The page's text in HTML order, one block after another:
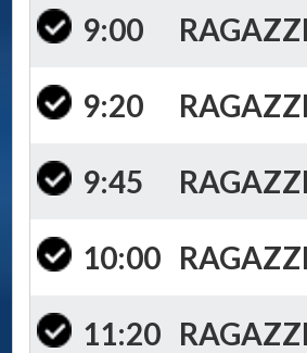
9:00
9:20 RAGAZZI
9:45
10:00 RAGAZZI
11:20